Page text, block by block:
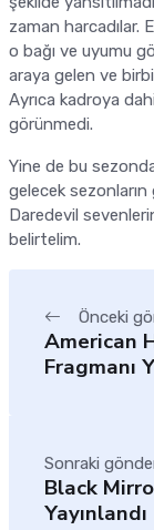
zaman harcadılar.
o bağı ve uyumu
araya gelen ve
Ayrıca kadroya
görünmedi.
Yine de bu
gelecek
Daredevil
belirtelim.
Önceki
American
Fragmanı
Sonraki
Black
Yayınlandı